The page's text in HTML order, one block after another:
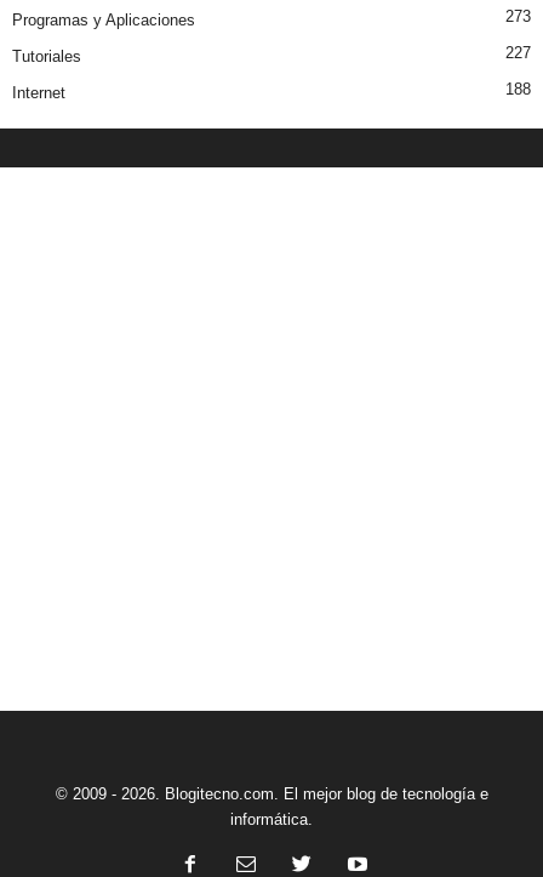
Programas y Aplicaciones 273
Tutoriales 227
Internet 188
© 2009 - 2026. Blogitecno.com. El mejor blog de tecnología e
informática.